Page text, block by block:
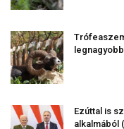
Ezúttal is
alkalmából